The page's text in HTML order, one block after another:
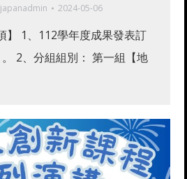
japanadmin 2024-05-06
】 1、112學年度成果發表訂
2、分組組別： 第一組【地